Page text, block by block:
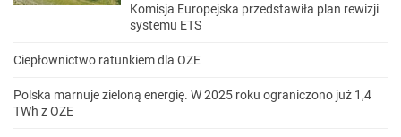
Komisja Europejska przedstawiła plan rewizji
systemu ETS
Ciepłownictwo ratunkiem dla OZE
Polska marnuje zieloną energię. W 2025 roku ograniczono już 1,4
TWh z OZE